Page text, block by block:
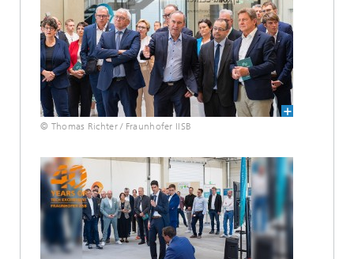
© Thomas Richter / Fraunhofer IISB